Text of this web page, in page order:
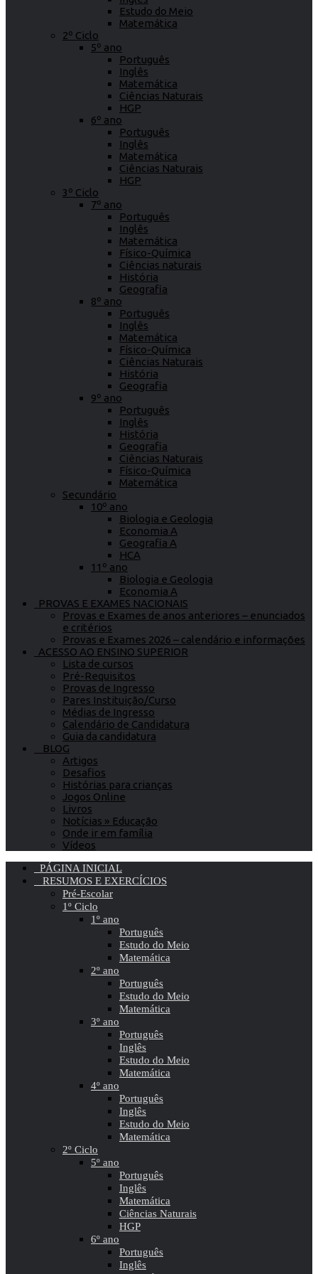
Estudo do Meio
Matemática
2º Ciclo
5º ano
Português
Inglês
Matemática
Ciências Naturais
HGP
6º ano
Português
Inglês
Matemática
Ciências Naturais
HGP
3º Ciclo
7º ano
Português
Inglês
Matemática
Físico-Química
Ciências naturais
História
Geografia
8º ano
Português
Inglês
Matemática
Físico-Química
Ciências Naturais
História
Geografia
9º ano
Português
Inglês
História
Geografia
Ciências Naturais
Físico-Química
Matemática
Secundário
10º ano
Biologia e Geologia
Economia A
Geografia A
HCA
11º ano
Biologia e Geologia
Economia A
PROVAS E EXAMES NACIONAIS
Provas e Exames de anos anteriores – enunciados
e critérios
Provas e Exames 2026 – calendário e informações
ACESSO AO ENSINO SUPERIOR
Lista de cursos
Pré-Requisitos
Provas de Ingresso
Pares Instituição/Curso
Médias de Ingresso
Calendário de Candidatura
Guia da candidatura
BLOG
Artigos
Desafios
Histórias para crianças
Jogos Online
Livros
Notícias » Educação
Onde ir em família
Vídeos
PÁGINA INICIAL
RESUMOS E EXERCÍCIOS
Pré-Escolar
1º Ciclo
1º ano
Português
Estudo do Meio
Matemática
2º ano
Português
Estudo do Meio
Matemática
3º ano
Português
Inglês
Estudo do Meio
Matemática
4º ano
Português
Inglês
Estudo do Meio
Matemática
2º Ciclo
5º ano
Português
Inglês
Matemática
Ciências Naturais
HGP
6º ano
Português
Inglês